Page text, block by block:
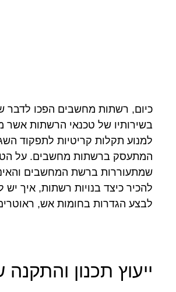
כיום, רשתות מחשבים הפכו לדבר
בשירותיו של טכנאי הרשתות
למנוע תקלות קריטיות לתפקוד
המתעסק ברשתות מחשבים. על
שמתעוררות ברשת המחשבים
להכיר כיצד בנויות רשתות, איך
לבצע הגדרות בחומות אש,
ייעוץ תכנון